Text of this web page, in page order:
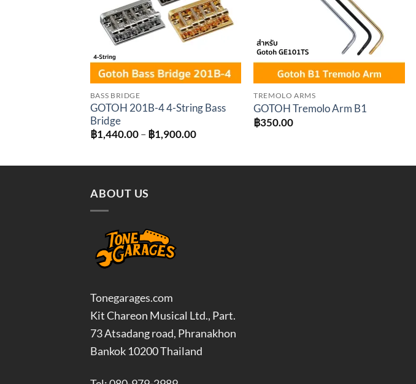
BASS BRIDGE
GOTOH 201B-4 4-String Bass
Bridge
฿1,440.00 – ฿1,900.00Price
through
TREMOLO ARMS
GOTOH Tremolo Arm B1
฿350.00
ABOUT US
Tonegarages.com
Kit Chareon Musical Ltd., Part.
73 Atsadang road, Phranakhon
Bankok 10200 Thailand